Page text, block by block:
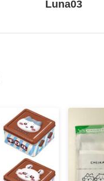
Luna03